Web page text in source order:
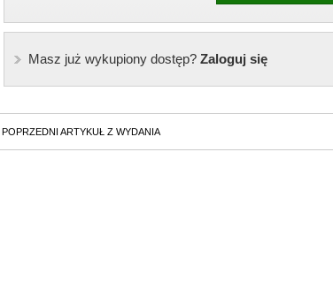
Masz już wykupiony dostęp?Zaloguj się
POPRZEDNI ARTYKUŁ Z WYDANIA